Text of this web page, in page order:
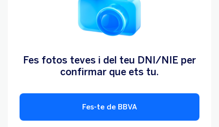
Fes fotos teves i del teu DNI/NIE per
confirmar que ets tu.
Fes-te de BBVA